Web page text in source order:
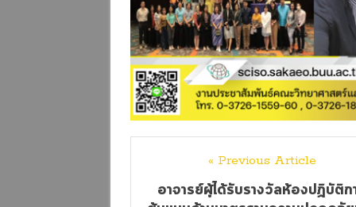
« Previous Article
อาจารย์ผู้ได้รับรางวัลห้องปฏิบัติก